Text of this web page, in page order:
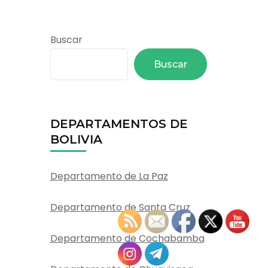
Buscar
Buscar
DEPARTAMENTOS DE
BOLIVIA
Departamento de La Paz
Departamento de Santa Cruz
Departamento de Cochabamba